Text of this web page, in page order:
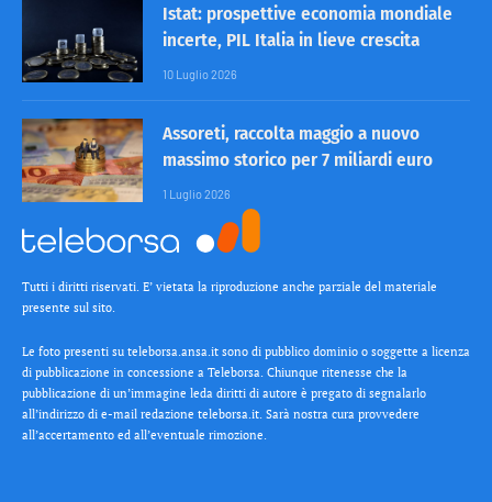
Istat: prospettive economia mondiale
incerte, PIL Italia in lieve crescita
10 Luglio 2026
Assoreti, raccolta maggio a nuovo
massimo storico per 7 miliardi euro
1 Luglio 2026
Tutti i diritti riservati. E’ vietata la riproduzione anche parziale del materiale
presente sul sito.
Le foto presenti su teleborsa.ansa.it sono di pubblico dominio o soggette a licenza
di pubblicazione in concessione a Teleborsa. Chiunque ritenesse che la
pubblicazione di un’immagine leda diritti di autore è pregato di segnalarlo
all’indirizzo di e-mail redazione teleborsa.it. Sarà nostra cura provvedere
all’accertamento ed all’eventuale rimozione.